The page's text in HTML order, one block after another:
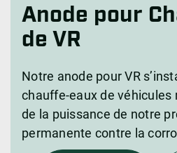
Anode pour
de VR
Notre anode pour VR
chauffe-eaux de
de la puissance de notre
permanente contre la